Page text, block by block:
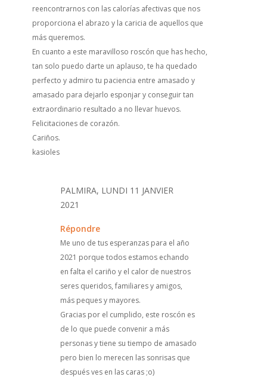
reencontrarnos con las calorías afectivas que nos
proporciona el abrazo y la caricia de aquellos que
más queremos.
En cuanto a este maravilloso roscón que has hecho,
tan solo puedo darte un aplauso, te ha quedado
perfecto y admiro tu paciencia entre amasado y
amasado para dejarlo esponjar y conseguir tan
extraordinario resultado a no llevar huevos.
Felicitaciones de corazón.
Cariños.
kasioles
PALMIRA, LUNDI 11 JANVIER
2021
Répondre
Me uno de tus esperanzas para el año
2021 porque todos estamos echando
en falta el cariño y el calor de nuestros
seres queridos, familiares y amigos,
más peques y mayores.
Gracias por el cumplido, este roscón es
de lo que puede convenir a más
personas y tiene su tiempo de amasado
pero bien lo merecen las sonrisas que
después ves en las caras ;o)